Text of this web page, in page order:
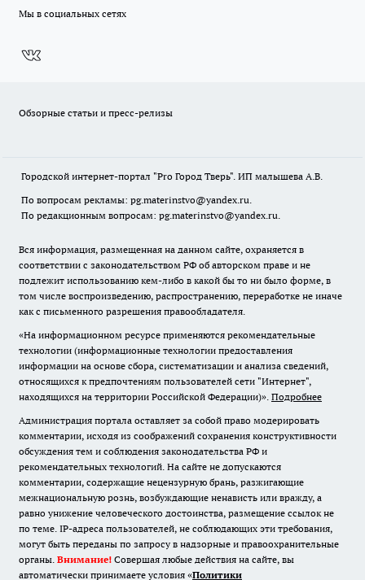
Мы в социальных сетях
Обзорные статьи и пресс-релизы
Городской интернет-портал "Pro Город Тверь". ИП малышева А.В.
По вопросам рекламы: pg.materinstvo@yandex.ru.
По редакционным вопросам: pg.materinstvo@yandex.ru.
Вся информация, размещенная на данном сайте, охраняется в
соответствии с законодательством РФ об авторском праве и не
подлежит использованию кем-либо в какой бы то ни было форме, в
том числе воспроизведению, распространению, переработке не иначе
как с письменного разрешения правообладателя.
«На информационном ресурсе применяются рекомендательные
технологии (информационные технологии предоставления
информации на основе сбора, систематизации и анализа сведений,
относящихся к предпочтениям пользователей сети "Интернет",
находящихся на территории Российской Федерации)». Подробнее
Администрация портала оставляет за собой право модерировать
комментарии, исходя из соображений сохранения конструктивности
обсуждения тем и соблюдения законодательства РФ и
рекомендательных технологий. На сайте не допускаются
комментарии, содержащие нецензурную брань, разжигающие
межнациональную рознь, возбуждающие ненависть или вражду, а
равно унижение человеческого достоинства, размещение ссылок не
по теме. IP-адреса пользователей, не соблюдающих эти требования,
могут быть переданы по запросу в надзорные и правоохранительные
органы. Внимание! Совершая любые действия на сайте, вы
автоматически принимаете условия «Политики